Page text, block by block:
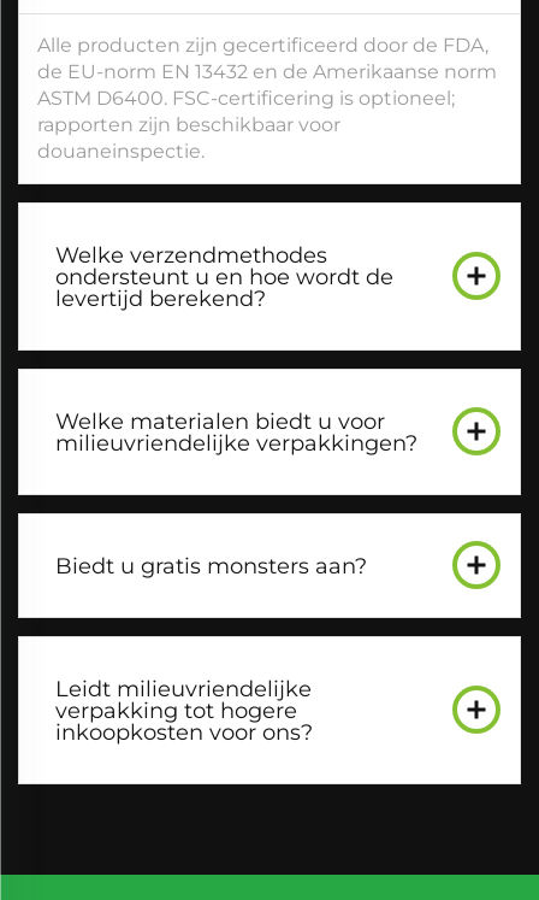
Alle producten zijn gecertificeerd door de FDA,
de EU-norm EN 13432 en de Amerikaanse norm
ASTM D6400. FSC-certificering is optioneel;
rapporten zijn beschikbaar voor
douaneinspectie.
Welke verzendmethodes
ondersteunt u en hoe wordt de
levertijd berekend?
Welke materialen biedt u voor
milieuvriendelijke verpakkingen?
Biedt u gratis monsters aan?
Leidt milieuvriendelijke
verpakking tot hogere
inkoopkosten voor ons?